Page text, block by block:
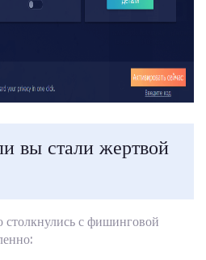
вы стали жертвой
столкнулись с фишинговой